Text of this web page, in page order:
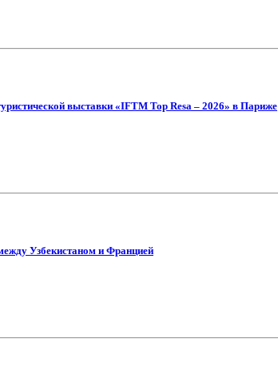
выставки «IFTM Top Resa – 2026» в Париже
Узбекистаном и Францией